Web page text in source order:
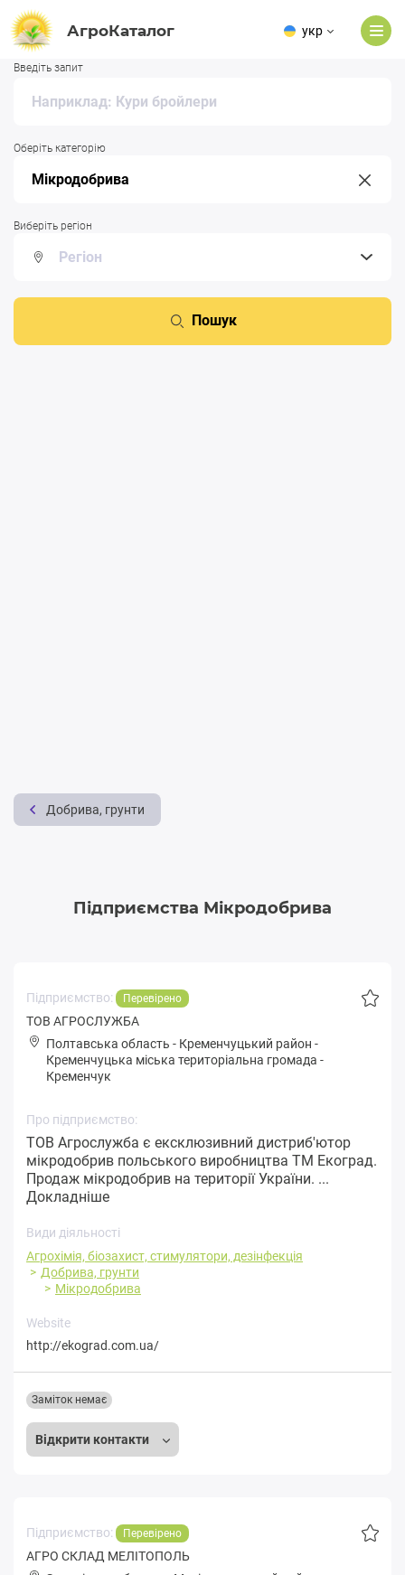
АгроКаталог укр
Введіть запит
Оберіть категорію
Виберіть регіон
Пошук
Добрива, грунти
Підприємства Мікродобрива
Підприємство: Перевірено
ТОВ АГРОСЛУЖБА
Полтавська область - Кременчуцький район -
Кpeмeнчуцькa міська територіальна громада -
Кременчук
Про підприємство:
ТОВ Агрослужба є ексклюзивний дистриб'ютор
мікродобрив польського виробництва ТМ Екоград.
Продаж мікродобрив на території України. ...
Докладніше
Види діяльності
Агрохімія, біозахист, стимулятори, дезінфекція
Добрива, грунти
Мікродобрива
Website
http://ekograd.com.ua/
Відкрити контакти
Заміток немає
Підприємство: Перевірено
АГРО СКЛАД МЕЛІТОПОЛЬ